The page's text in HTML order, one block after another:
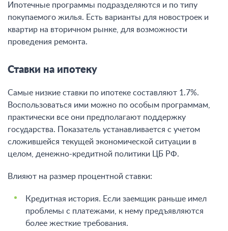
Ипотечные программы подразделяются и по типу
покупаемого жилья. Есть варианты для новостроек и
квартир на вторичном рынке, для возможности
проведения ремонта.
Ставки на ипотеку
Самые низкие ставки по ипотеке составляют 1.7%.
Воспользоваться ими можно по особым программам,
практически все они предполагают поддержку
государства. Показатель устанавливается с учетом
сложившейся текущей экономической ситуации в
целом, денежно-кредитной политики ЦБ РФ.
Влияют на размер процентной ставки:
Кредитная история. Если заемщик раньше имел
проблемы с платежами, к нему предъявляются
более жесткие требования.